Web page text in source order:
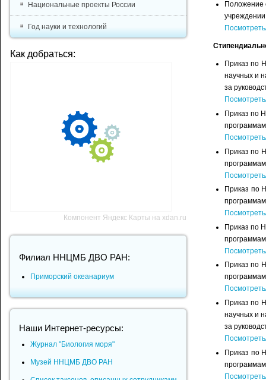
Положение
Приказ по
научных и
за
Приказ по
программам
Приказ по
программам
Приказ по
программам
Приказ по
программам
Приказ по
программам
Приказ по
научных и
за
Приказ по
программам
Национальные проекты России
Год науки и технологий
Как добраться:
Компонент Яндекс Карты на xdan.ru
Филиал ННЦМБ ДВО РАН:
Приморский океанариум
Наши Интернет-ресурсы:
Журнал "Биология моря"
Музей ННЦМБ ДВО РАН